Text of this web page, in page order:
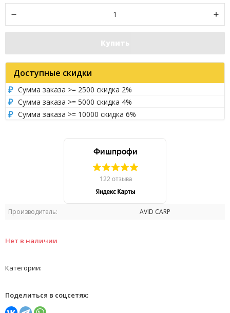
Производитель: AVID CARP
Нет в наличии
Купить
Доступные скидки
Сумма заказа >= 2500 скидка 2%
Сумма заказа >= 5000 скидка 4%
Сумма заказа >= 10000 скидка 6%
Категории:
Поделиться в соцсетях: